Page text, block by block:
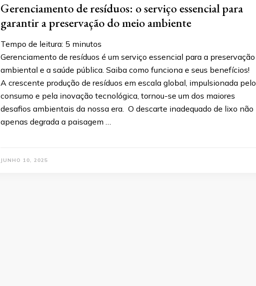
Gerenciamento de resíduos: o serviço essencial para
garantir a preservação do meio ambiente
Tempo de leitura: 5 minutos
Gerenciamento de resíduos é um serviço essencial para a preservação
ambiental e a saúde pública. Saiba como funciona e seus benefícios!
A crescente produção de resíduos em escala global, impulsionada pelo
consumo e pela inovação tecnológica, tornou-se um dos maiores
desafios ambientais da nossa era. O descarte inadequado de lixo não
apenas degrada a paisagem …
JUNHO 10, 2025